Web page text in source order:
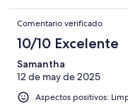
Comentario verificado
10/10 Excelente
Samantha
12 de may de 2025
Aspectos positivos: